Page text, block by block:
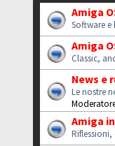
Amiga
Software e
Amiga
Classic,
News e
Le nostre
Amiga